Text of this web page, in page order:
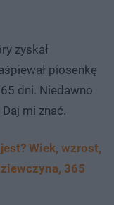
zyskał
piosenkę
dni. Niedawno
mi znać.
Wiek, wzrost,
365